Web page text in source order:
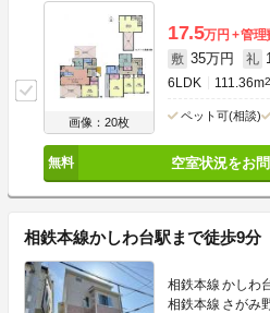
画像：20枚
17.5万円 管理
敷 35万円 礼
6LDK 111.36m2
ペット可(相談)
空室状況をお
相鉄本線かしわ台駅まで徒歩9分
相鉄本線 かしわ
相鉄本線 さがみ